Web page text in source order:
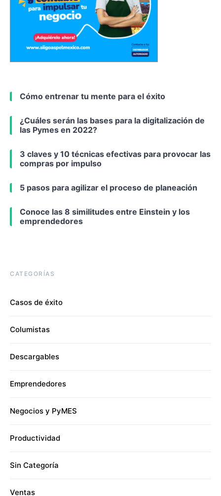
Cómo entrenar tu mente para el éxito
¿Cuáles serán las bases para la digitalización de
las Pymes en 2022?
3 claves y 10 técnicas efectivas para provocar las
compras por impulso
5 pasos para agilizar el proceso de planeación
Conoce las 8 similitudes entre Einstein y los
emprendedores
CATEGORÍAS
Casos de éxito
Columistas
Descargables
Emprendedores
Negocios y PyMES
Productividad
Sin Categoría
Ventas